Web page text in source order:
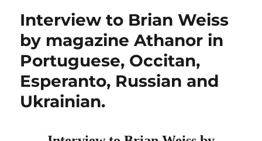
Interview to Brian Weiss
by magazine Athanor in
Portuguese, Occitan,
Esperanto, Russian and
Ukrainian.